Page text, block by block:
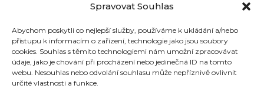
Spravovat Souhlas
Abychom poskytli co nejlepší služby, používáme k ukládání a/nebo
přístupu k informacím o zařízení, technologie jako jsou soubory
cookies. Souhlas s těmito technologiemi nám umožní zpracovávat
údaje, jako je chování při procházení nebo jedinečná ID na tomto
webu. Nesouhlas nebo odvolání souhlasu může nepříznivě ovlivnit
určité vlastnosti a funkce.